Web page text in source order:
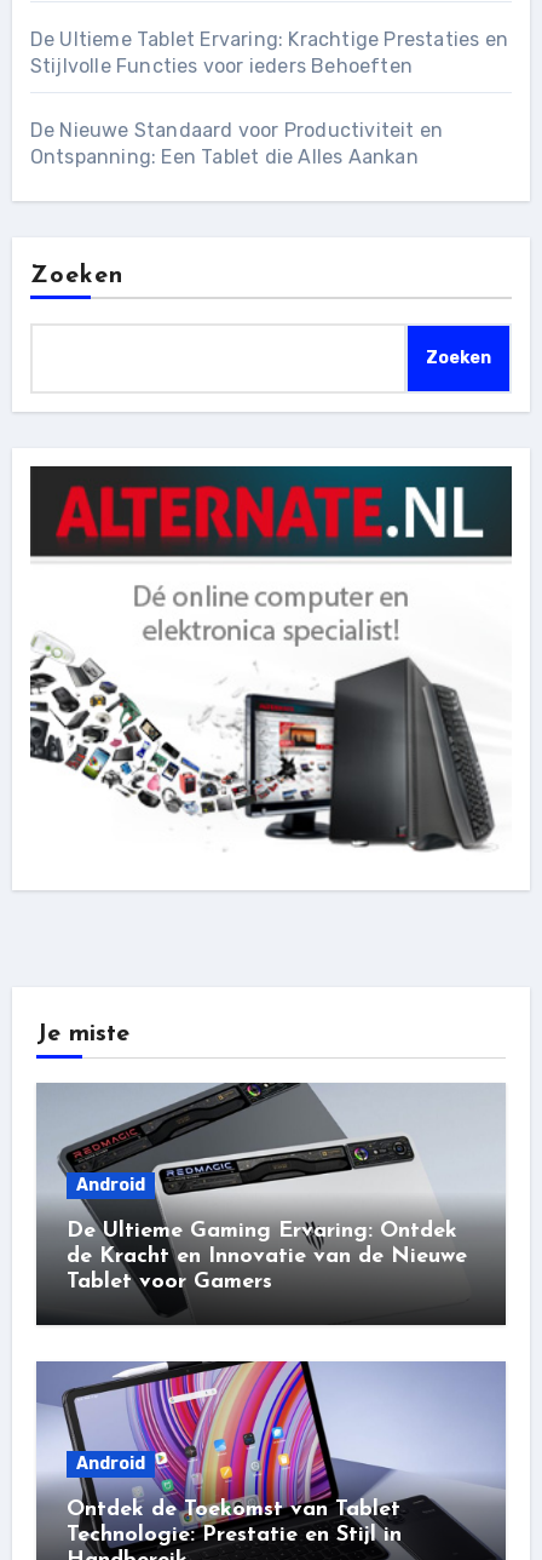
De Ultieme Tablet Ervaring: Krachtige Prestaties en
Stijlvolle Functies voor ieders Behoeften
De Nieuwe Standaard voor Productiviteit en
Ontspanning: Een Tablet die Alles Aankan
Zoeken
Zoeken
Je miste
Android
De Ultieme Gaming Ervaring: Ontdek
de Kracht en Innovatie van de Nieuwe
Tablet voor Gamers
Android
Ontdek de Toekomst van Tablet
Technologie: Prestatie en Stijl in